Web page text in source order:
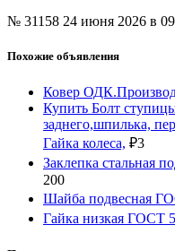
№ 31158 24 июня 2026 в
Похожие объявления
Ковер
Купить Болт
заднего,шпилька,
Гайка колеса, ₽3
Заклепка стальная
200
Шайба подвесная
Гайка низкая ГОСТ